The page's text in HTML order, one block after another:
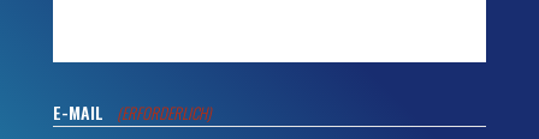
E-MAIL (ERFORDERLICH)